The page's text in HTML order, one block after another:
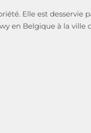
Elle est desservie
en Belgique à la ville